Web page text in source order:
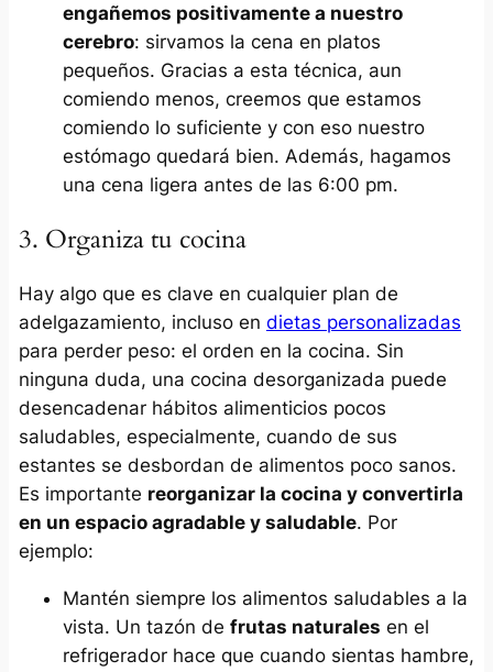
engañemos positivamente a nuestro
cerebro: sirvamos la cena en platos
pequeños. Gracias a esta técnica, aun
comiendo menos, creemos que estamos
comiendo lo suficiente y con eso nuestro
estómago quedará bien. Además, hagamos
una cena ligera antes de las 6:00 pm.
3. Organiza tu cocina
Hay algo que es clave en cualquier plan de
adelgazamiento, incluso en dietas personalizadas
para perder peso: el orden en la cocina. Sin
ninguna duda, una cocina desorganizada puede
desencadenar hábitos alimenticios pocos
saludables, especialmente, cuando de sus
estantes se desbordan de alimentos poco sanos.
Es importante reorganizar la cocina y convertirla
en un espacio agradable y saludable. Por
ejemplo:
Mantén siempre los alimentos saludables a la
vista. Un tazón de frutas naturales en el
refrigerador hace que cuando sientas hambre,